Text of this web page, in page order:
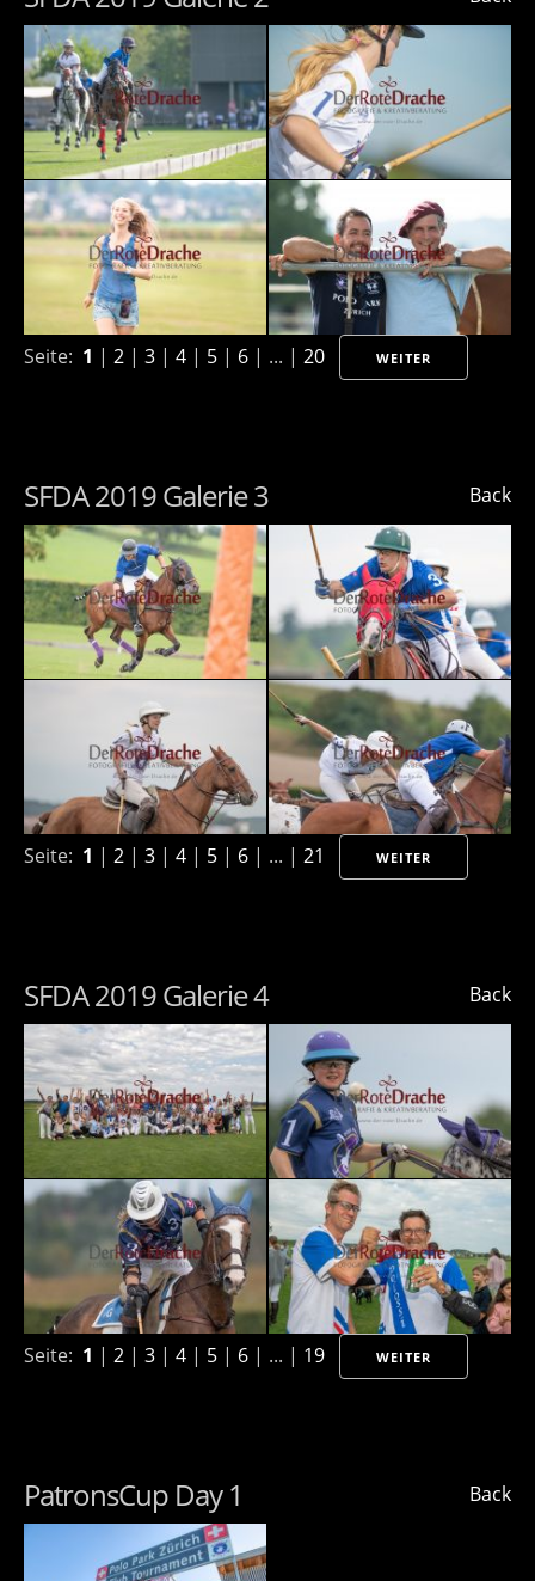
Seite: 1 | 2 | 3 | 4 | 5 | 6 | ... | 20 WEITER
Back
SFDA 2019 Galerie 3
Seite: 1 | 2 | 3 | 4 | 5 | 6 | ... | 21 WEITER
Back
SFDA 2019 Galerie 4
Seite: 1 | 2 | 3 | 4 | 5 | 6 | ... | 19 WEITER
Back
PatronsCup Day 1